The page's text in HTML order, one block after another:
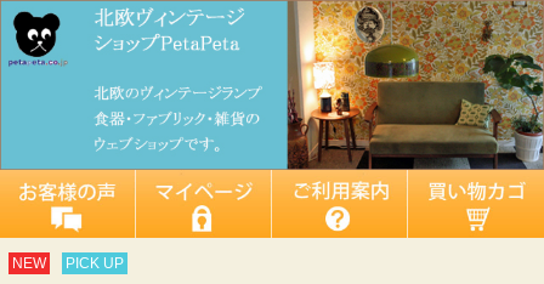
NEW PICK UP